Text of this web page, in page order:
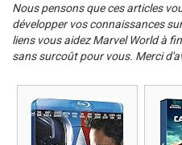
Nous pensons que ces articles
développer vos connaissances
liens vous aidez Marvel World à
sans surcoût pour vous. Merci